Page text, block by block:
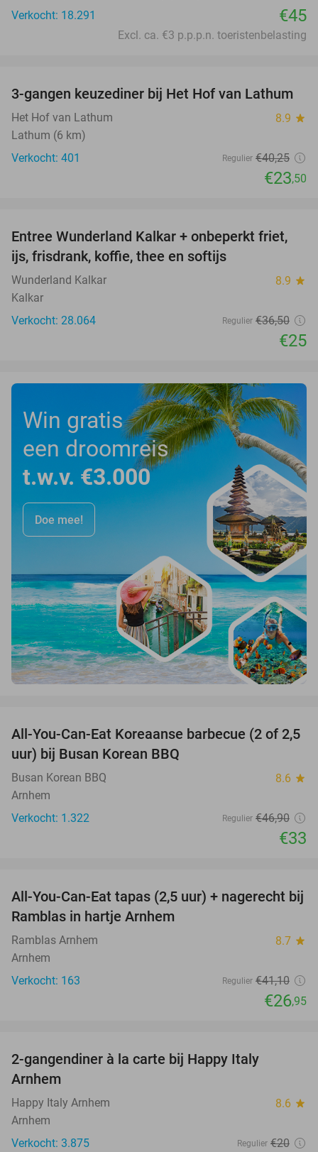
Verkocht: 18.291
€45
Excl. ca. €3 p.p.p.n. toeristenbelasting
42%
3-gangen keuzediner bij Het Hof van Lathum
Het Hof van Lathum 8.9 star
Lathum (6 km)
Verkocht: 401
Regulier €40,25
€23,50
32%
Entree Wunderland Kalkar + onbeperkt friet,
ijs, frisdrank, koffie, thee en softijs
Wunderland Kalkar 8.9 star
Kalkar
Verkocht: 28.064
Regulier €36,50
€25
Win gratis
een droomreis
t.w.v. €3.000
Doe mee!
30%
All-You-Can-Eat Koreaanse barbecue (2 of 2,5
uur) bij Busan Korean BBQ
Busan Korean BBQ 8.6 star
Arnhem
Verkocht: 1.322
Regulier €46,90
€33
34%
All-You-Can-Eat tapas (2,5 uur) + nagerecht bij
Ramblas in hartje Arnhem
Ramblas Arnhem 8.7 star
Arnhem
Verkocht: 163
Regulier €41,10
€26,95
2-gangendiner à la carte bij Happy Italy
Arnhem
Happy Italy Arnhem 8.6 star
Arnhem
Verkocht: 3.875
Regulier €20